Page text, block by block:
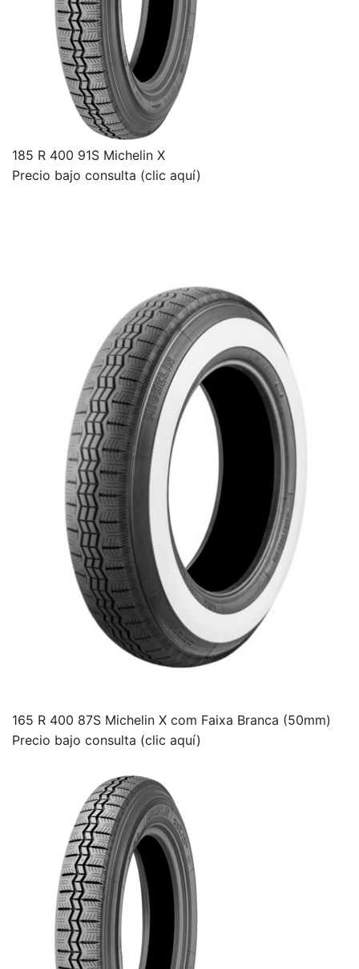
185 R 400 91S Michelin X
Precio bajo consulta (clic aquí)
165 R 400 87S Michelin X com Faixa Branca (50mm)
Precio bajo consulta (clic aquí)